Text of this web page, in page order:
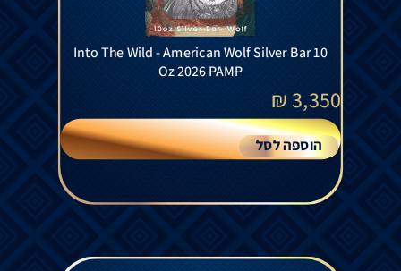
Into The Wild - American Wolf Silver Bar 10
Oz 2026 PAMP
3,350
₪
הוספה לסל